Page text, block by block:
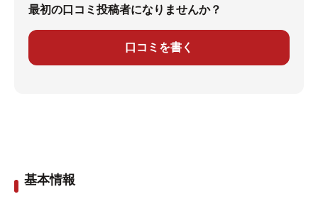
最初の口コミ投稿者になりませんか？
口コミを書く
基本情報